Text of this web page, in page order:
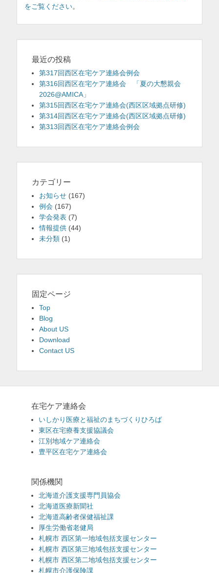
をご覧ください。
最近の投稿
第317回西区在宅ケア連絡会例会
第316回西区在宅ケア連絡会 「夏の大懇親会
2026@AMICA」
第315回西区在宅ケア連絡会(西区区域拠点研修)
第314回西区在宅ケア連絡会(西区区域拠点研修)
第313回西区在宅ケア連絡会例会
カテゴリー
お知らせ (167)
例会 (167)
学会発表 (7)
情報提供 (44)
未分類 (1)
固定ページ
Top
Blog
About US
Download
Contact US
在宅ケア連絡会
いしかり医療と福祉のまちづくりひろば
東区在宅療養支援協議会
江別地域ケア連絡会
豊平区在宅ケア連絡会
関係機関
北海道介護支援専門員協会
北海道医療新聞社
北海道高齢者保健福祉課
厚生労働省老健局
札幌市 西区第一地域包括支援センター
札幌市 西区第三地域包括支援センター
札幌市 西区第二地域包括支援センター
札幌市介護保険課